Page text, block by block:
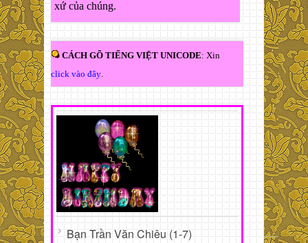
xứ của chúng.
CÁCH GÕ TIẾNG VIỆT UNICODE: Xin
click vào đây.
Bạn Trần Văn Chiêu (1-7)